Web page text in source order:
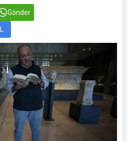
Gönder